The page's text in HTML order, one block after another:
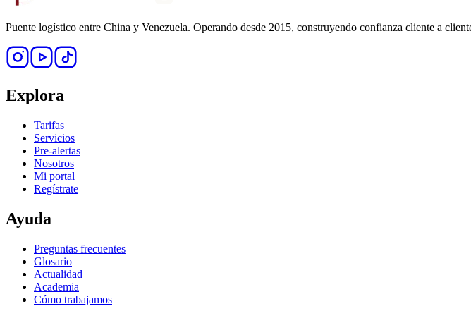
Puente logístico entre China y Venezuela. Operando desde 2015, construyendo confianza cliente a
Explora
Tarifas
Servicios
Pre-alertas
Nosotros
Mi portal
Regístrate
Ayuda
Preguntas frecuentes
Glosario
Actualidad
Academia
Cómo trabajamos